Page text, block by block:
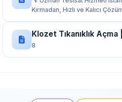
fiyatı ile garantili hizmet
Kırmadan, Hızlı ve Kalıcı
8